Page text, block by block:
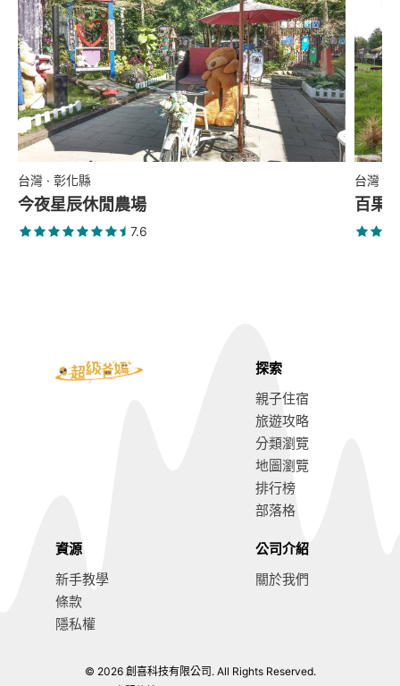
台灣 · 彰化縣
今夜星辰休閒農場
7.6
台灣 ·
百果
探索
親子住宿
旅遊攻略
分類瀏覽
地圖瀏覽
排行榜
部落格
資源
新手教學
條款
隱私權
公司介紹
關於我們
© 2026 創喜科技有限公司. All Rights Reserved.